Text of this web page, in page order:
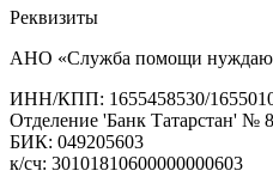
Реквизиты
АНО «Служба помощи
‌ИНН/КПП: 1655458530/
Отделение 'Банк Татарстан' №
БИК: 049205603
‌к/сч: 30101810600000000603